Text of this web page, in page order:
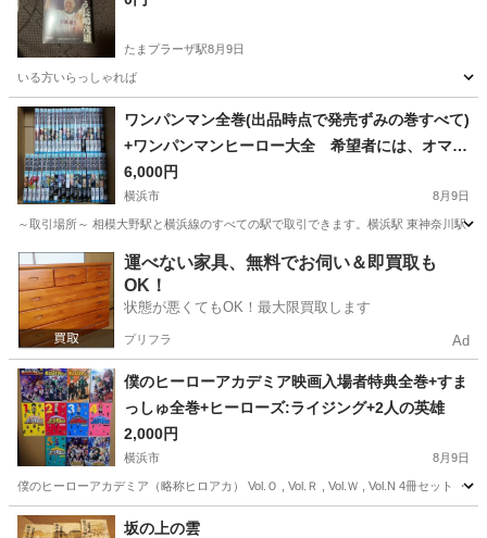
たまプラーザ駅8月9日
いる方いらっしゃれば
神奈川 横浜市 たまプラーザ駅 その他
ワンパンマン全巻(出品時点で発売ずみの巻すべて)
+ワンパンマンヒーロー大全 希望者には、オマケ
で2枚目以降の写真の商品もお付けできます。 東
京都内神奈川県内で取引
6,000円
横浜市 8月9日
～取引場所～ 相模大野駅と横浜線のすべての駅で取引できます。横浜駅 東
神奈川 横浜市 マンガ、コミック、アニメ ワンパンマン
運べない家具、無料でお伺い＆即買取も
OK！
状態が悪くてもOK！最大限買取します
プリフラ Ad
僕のヒーローアカデミア映画入場者特典全巻+すま
っしゅ全巻+ヒーローズ:ライジング+2人の英雄
2,000円
横浜市 8月9日
僕のヒーローアカデミア（略称ヒロアカ） Vol.Ｏ , Vol.Ｒ , Vol.Ｗ , Vol.N 4冊セット ・
神奈川 横浜市 マンガ、コミック、アニメ
坂の上の雲